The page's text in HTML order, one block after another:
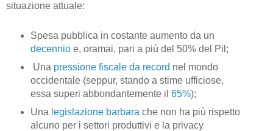
situazione attuale:
Spesa pubblica in costante aumento da un
decennioe, oramai, pari a più del 50% del Pil;
Una pressione fiscale da record nel mondo
occidentale (seppur, stando a stime ufficiose,
essa superi abbondantemente il 65%);
Una legislazione barbara che non ha più rispetto
alcuno per i settori produttivi e la privacy